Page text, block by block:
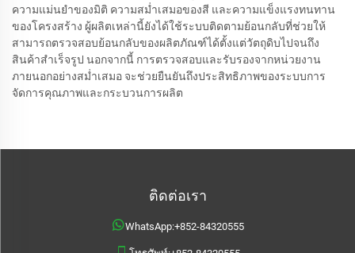
ความแม่นยำของมิติ ความสม่ำเสมอของสี และความแข็งแรงทนทาน
ของโครงสร้าง ผู้ผลิตเหล่านี้ยังได้ใช้ระบบติดตามย้อนกลับที่ช่วยให้
สามารถตรวจสอบย้อนกลับของผลิตภัณฑ์ได้ตั้งแต่วัตถุดิบไปจนถึง
สินค้าสำเร็จรูป นอกจากนี้ การตรวจสอบและรับรองจากหน่วยงาน
ภายนอกอย่างสม่ำเสมอ จะช่วยยืนยันถึงประสิทธิภาพของระบบการ
จัดการคุณภาพและกระบวนการผลิต
ติดต่อเรา
WhatsApp:+852-84320555